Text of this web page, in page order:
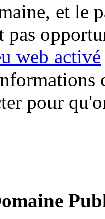
et le
pas
web activé
pour